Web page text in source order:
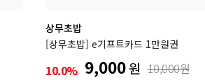
상무초밥
[상무초밥] e기프트카드 1만원권
10.0% 9,000원 10,000원